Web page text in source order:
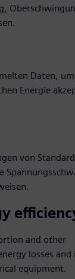
Daten,
Energie
von
and other
losses
equipment.​